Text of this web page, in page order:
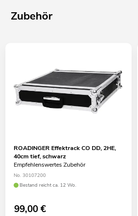
Zubehör
ROADINGER Effektrack CO DD, 2HE,
40cm tief, schwarz
Empfehlenswertes Zubehör
No. 30107200
Bestand reicht ca. 12 Wo.
99,00€